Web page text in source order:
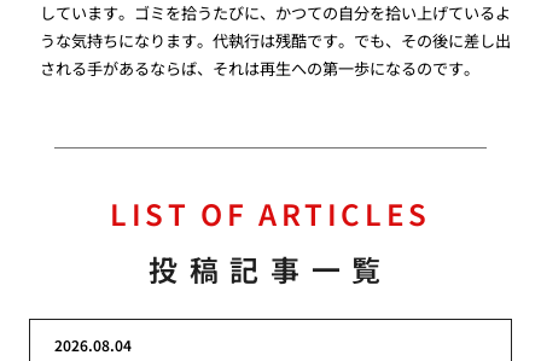
しています。ゴミを拾うたびに、かつての自分を拾い上げているよ
うな気持ちになります。代執行は残酷です。でも、その後に差し出
される手があるならば、それは再生への第一歩になるのです。
LIST OF ARTICLES
投稿記事一覧
2026.08.04